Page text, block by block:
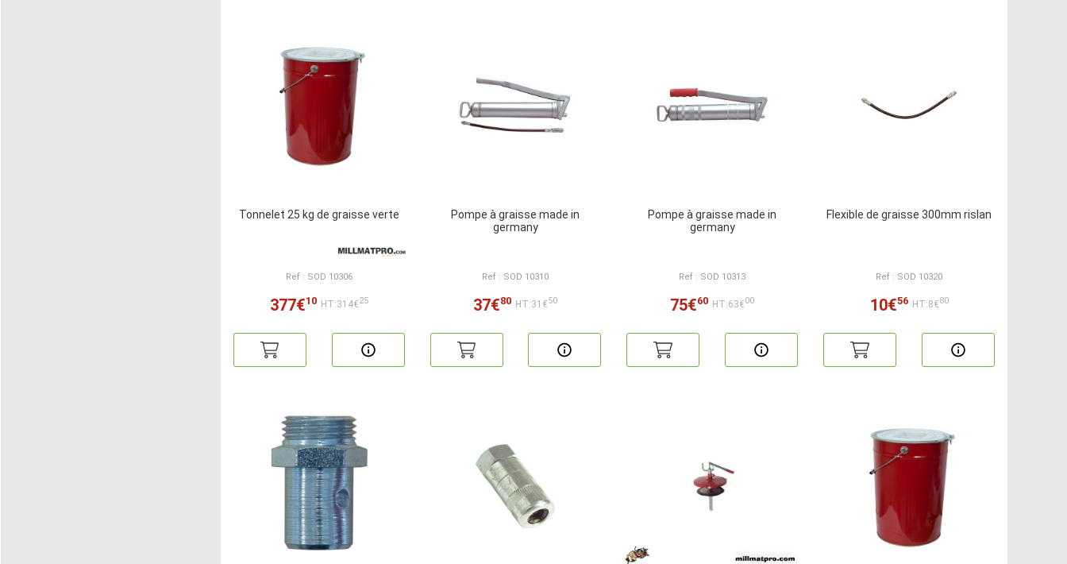
Tonnelet 25 kg de graisse verte
Ref : SOD 10306
377€10 HT:314€25
Pompe à graisse made in
germany
Ref : SOD 10310
37€80 HT:31€50
Pompe à graisse made in
germany
Ref : SOD 10313
75€60 HT:63€00
Flexible de graisse 300mm rislan
Ref : SOD 10320
10€56 HT:8€80